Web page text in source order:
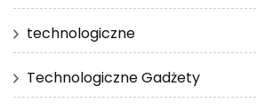
technologiczne
Technologiczne Gadżety